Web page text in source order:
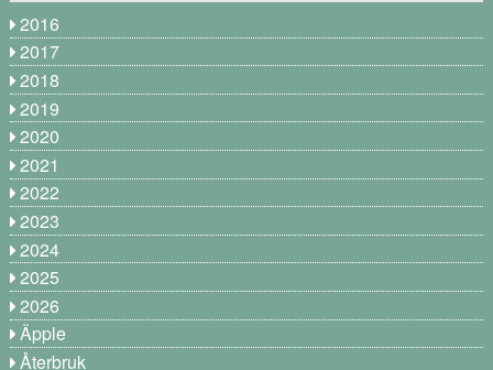
2016
2017
2018
2019
2020
2021
2022
2023
2024
2025
2026
Äpple
Återbruk